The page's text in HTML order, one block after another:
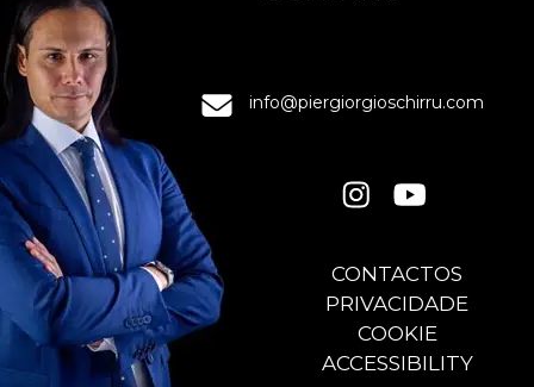
info@piergiorgioschirru.com
CONTACTOS
PRIVACIDADE
COOKIE
ACCESSIBILITY